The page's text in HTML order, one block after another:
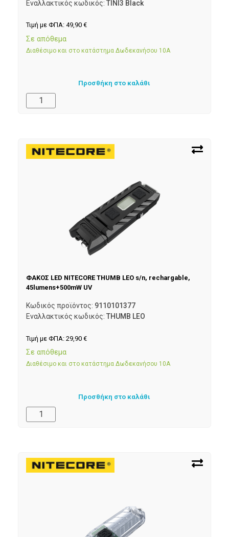
Εναλλακτικός κωδικός: TINI3 Black
Τιμή με ΦΠΑ: 49,90 €
Σε απόθεμα
Διαθέσιμο και στο κατάστημα Δωδεκανήσου 10Α
Προσθήκη στο καλάθι
ΦΑΚΟΣ LED NITECORE THUMB LEO s/n, rechargable,
45lumens+500mW UV
Κωδικός προϊόντος: 9110101377
Εναλλακτικός κωδικός: THUMB LEO
Τιμή με ΦΠΑ: 29,90 €
Σε απόθεμα
Διαθέσιμο και στο κατάστημα Δωδεκανήσου 10Α
Προσθήκη στο καλάθι